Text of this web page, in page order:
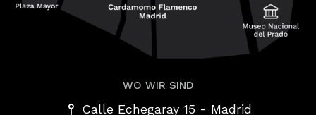
WO WIR SIND
Calle Echegaray 15 - Madrid